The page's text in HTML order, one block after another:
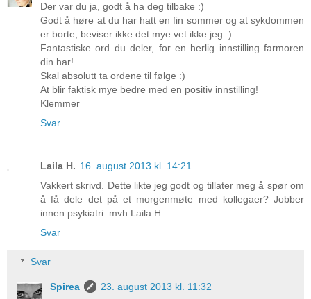
Der var du ja, godt å ha deg tilbake :)
Godt å høre at du har hatt en fin sommer og at sykdommen
er borte, beviser ikke det mye vet ikke jeg :)
Fantastiske ord du deler, for en herlig innstilling farmoren
din har!
Skal absolutt ta ordene til følge :)
At blir faktisk mye bedre med en positiv innstilling!
Klemmer
Svar
Laila H. 16. august 2013 kl. 14:21
Vakkert skrivd. Dette likte jeg godt og tillater meg å spør om
å få dele det på et morgenmøte med kollegaer? Jobber
innen psykiatri. mvh Laila H.
Svar
Svar
Spirea
23. august 2013 kl. 11:32